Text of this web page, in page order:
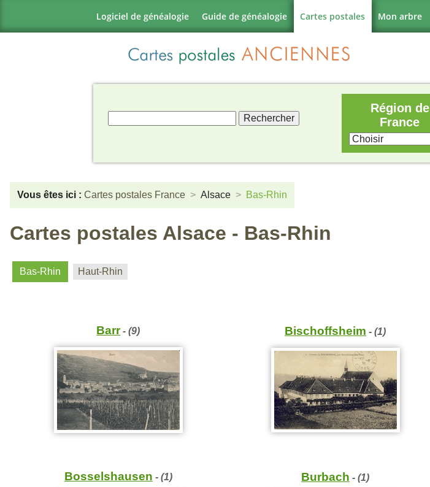
Logiciel de généalogie Guide de généalogie Cartes postales Mon arbre
Région de
France
Vous êtes ici : Cartes postales France Alsace Bas-Rhin
Cartes postales Alsace - Bas-Rhin
Bas-Rhin Haut-Rhin
Barr- (9) Bischoffsheim - (1)
Bosselshausen - (1) Burbach - (1)